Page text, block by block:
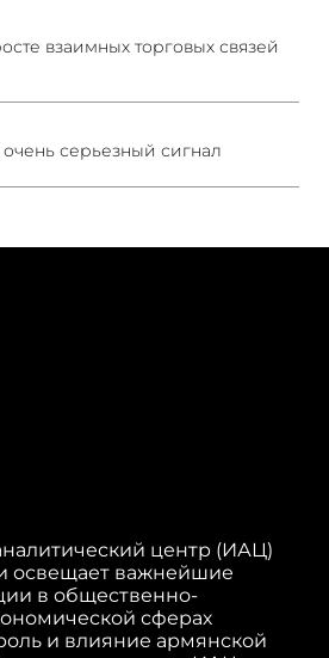
взаимных торговых связей
серьезный сигнал
центр (ИАЦ)
и освещает важнейшие
в общественно-
сферах
и влияние армянской